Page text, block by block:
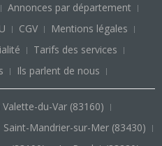
Annonces par département
CGV
Mentions légales
Tarifs des services
Ils parlent de nous
Valette-du-Var (83160)
Saint-Mandrier-sur-Mer (83430)